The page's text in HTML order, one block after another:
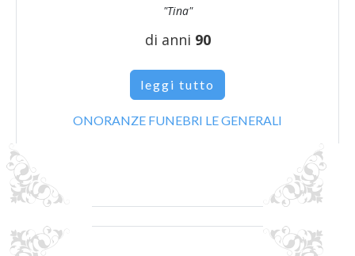
"Tina"
di anni 90
leggi tutto
ONORANZE FUNEBRI LE GENERALI